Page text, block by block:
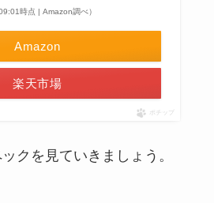
時点 | Amazon調べ）
Amazon
楽天市場
ポチップ
クを見ていきましょう。